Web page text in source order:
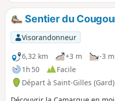
Bourry et rester à droite
redescendre vers le point 2.
Sentier du
Visorandonneur
6,32 km
+3 m
-3 m
1h 50
Facile
Départ à Saint-Gilles (Gard)